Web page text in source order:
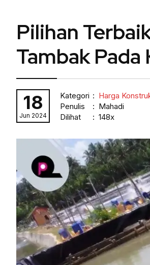
Pilihan
Tambak
18
Jun 2024
Kategori : Harga
Penulis
: Mahadi
Dilihat
: 148x